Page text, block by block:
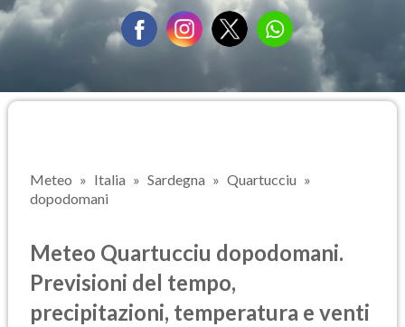
Meteo Italia Sardegna
Quartucciu
dopodomani
Meteo Quartucciu dopodomani.
Previsioni del tempo,
precipitazioni, temperatura e venti